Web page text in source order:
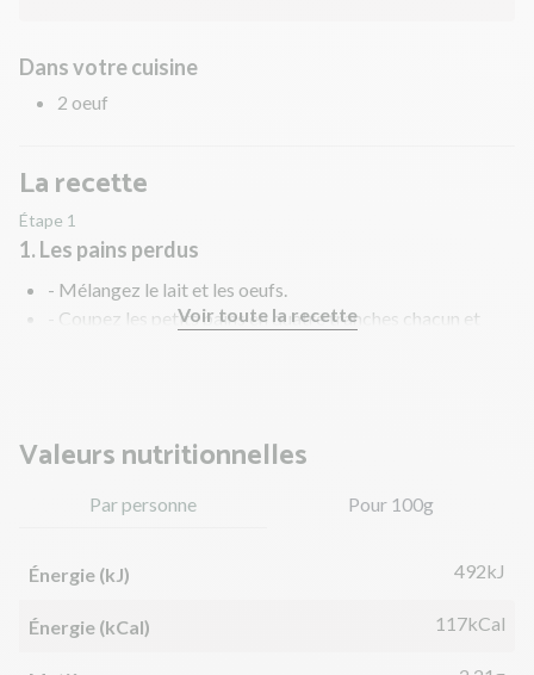
Dans votre cuisine
2 oeuf
La recette
Étape 1
1. Les pains perdus
- Mélangez le lait et les oeufs.
- Coupez les petits pains en quatre tranches chacun et
Voir toute la recette
Valeurs nutritionnelles
Par personne Pour 100g
Énergie (kJ) 492kJ
Énergie (kCal) 117kCal